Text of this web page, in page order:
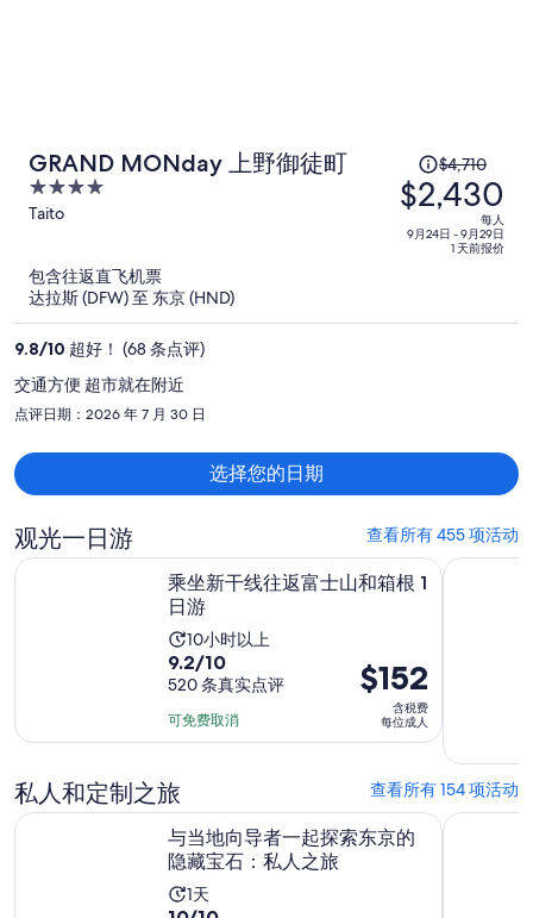
GRAND MONday 上野御徒町
4
out
5
Taito
价
为
每
现
$2,430
$4,710
$2,430
每人
9月24日 - 9月29日
1 天前报价
包含往返直飞机票
达拉斯 (DFW) 至 东京 (HND)
9.8/10 超好！ (68 条点评)
交通方便 超市就在附近
点评日期：2026 年 7 月 30 日
选择您的日期
观光一日游 查看所有 455 项活动
乘坐新干线往返富士山和箱根 1
日游
活
动
时
长
为
时
10小时以上
9.2
分，
满
分
分，
520
条
点
评
9.2/10
520 条真实点评
可免费取消
价
格
$152
位
成
人
$152
含税费
每位成人
乘坐新干线往返富士山和箱根 1 日游 在新标签页中打开东京全天
私人和定制之旅 查看所有 154 项活动
与当地向导者一起探索东京的
隐藏宝石：私人之旅
活
1天
与当地向导者一起探索东京的隐藏宝石：私人之旅 在新标签页
东京定制